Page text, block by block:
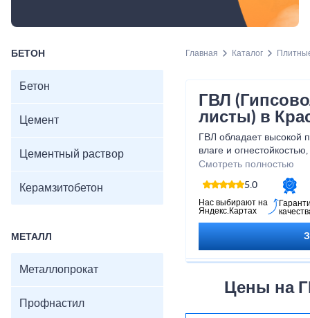
БЕТОН
Бетон
Цемент
Цементный раствор
Керамзитобетон
МЕТАЛЛ
Металлопрокат
Профнастил
Главная Каталог
ГВЛ
листы) в
ГВЛ обладает высокой
влаге и
выбором для создания
конструкций.
установке,
легкостью
упустите возможность
Смотреть полностью
5.0
Нас выбирают на
Яндекс.Картах
Цены на